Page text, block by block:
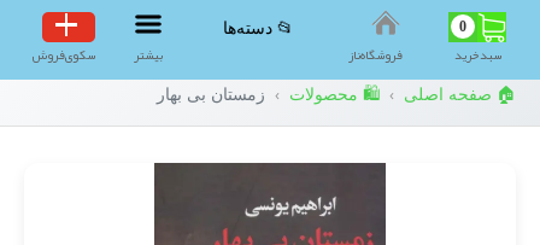
0
سبد‌خرید فروشگاه‌ناز
📂 دسته‌ها
بیشتر سکوی‌فروش
🏠 صفحه اصلی › 🛍️ محصولات › زمستان بی بهار